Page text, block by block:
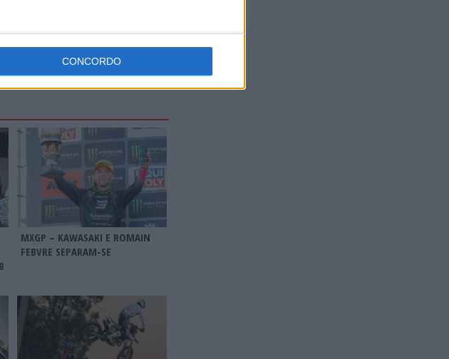
CONCORDO
Tom Vialle
MXGP – KAWASAKI E ROMAIN
FEBVRE SEPARAM-SE